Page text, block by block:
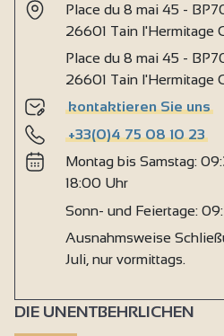
Place du 8 mai 45 -
26601 Tain l'Hermitage
Place du 8 mai 45 -
26601 Tain l'Hermitage
kontaktieren Sie uns
+33(0)4 75 08 10 23
Montag bis Samstag:
18:00 Uhr
Sonn- und Feiertage:
Ausnahmsweise
Juli, nur vormittags.
DIE UNENTBEHRLICHEN